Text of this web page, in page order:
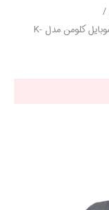
/
/ پایه نگهدارنده گوشی موبایل کلومن مدل K-